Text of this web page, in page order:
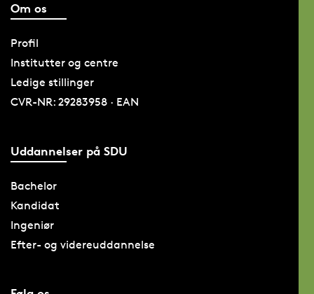
Om os
Profil
Institutter og centre
Ledige stillinger
CVR-NR: 29283958 · EAN
Uddannelser på SDU
Bachelor
Kandidat
Ingeniør
Efter- og videreuddannelse